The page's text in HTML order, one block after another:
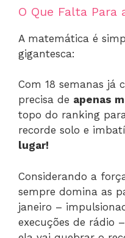
O Que Falta Para
A matemática é
gigantesca:
Com 18 semanas já
precisa de apenas
topo do ranking
recorde solo e
lugar!
Considerando a
sempre domina as
janeiro –
execuções de rádio